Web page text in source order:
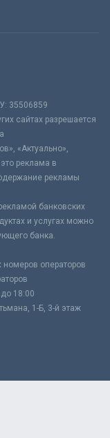
35506859
сайтах разрешается
«Актуально»,
реклама в
рекламы
банковских
и услугах можно
банка.
номеров операторов
18:00
1-Б, 3-й этаж